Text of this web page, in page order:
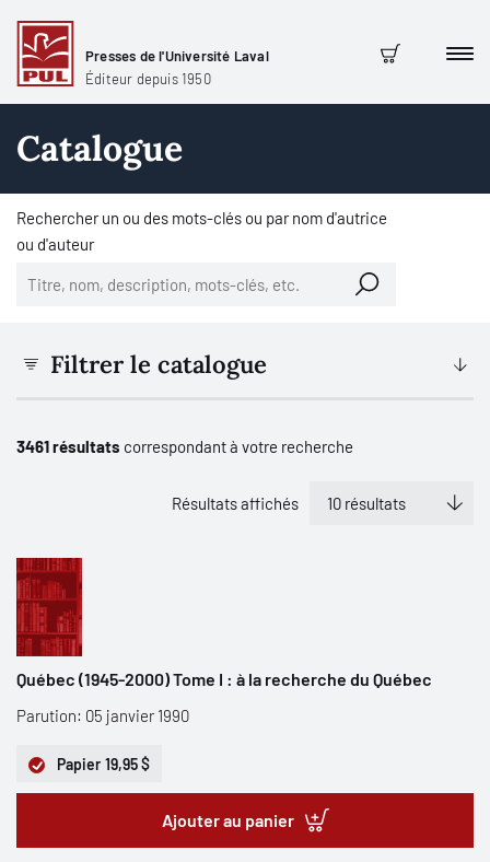
Presses de l'Université Laval
Éditeur depuis 1950
Panier
Catalogue
Rechercher un ou des mots-clés ou par nom d'autrice
ou d'auteur
Filtrer le catalogue
3461 résultats correspondant à votre recherche
Résultats affichés
Québec (1945-2000) Tome I : à la recherche du Québec
Parution: 05 janvier 1990
Papier 19,95 $
Ajouter au panier